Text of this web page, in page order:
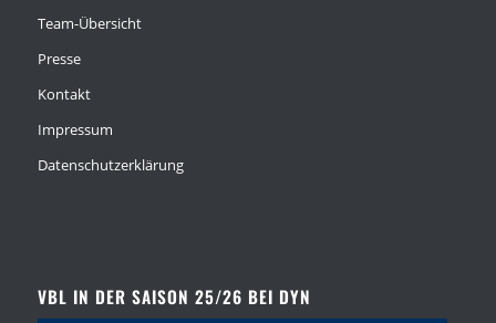
Team-Übersicht
Presse
Kontakt
Impressum
Datenschutzerklärung
VBL IN DER SAISON 25/26 BEI DYN